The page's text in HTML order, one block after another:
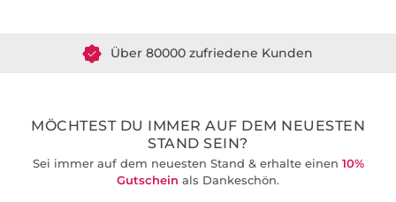
MÖCHTEST DU IMMER AUF DEM NEUESTEN
STAND SEIN?
Sei immer auf dem neuesten Stand & erhalte einen 10%
Gutschein als Dankeschön.